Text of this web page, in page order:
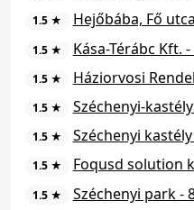
1.5 ★ Hejőbába, Fő
1.5 ★ Kása-Térábc Kft.
1.5 ★ Háziorvosi
1.5 ★ Széchenyi-
1.5 ★ Széchenyi
1.5 ★ Foqusd solution
1.5 ★ Széchenyi park -